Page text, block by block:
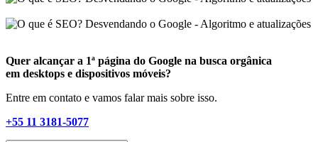
Quer alcançar a 1ª página do Google na busca orgânica
em desktops e dispositivos móveis?
Entre em contato e vamos falar mais sobre isso.
+55 11 3181-5077